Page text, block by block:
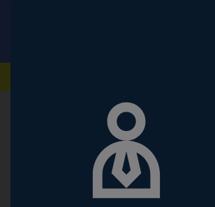
Auto, volný čas a domácnost
Mehlhose 210013500
korbovou sklápěčku